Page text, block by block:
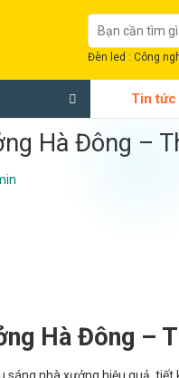
Tìm
kiếm:
Đèn led : Công
Tin tức
Hà Đông –
Hà Đông –